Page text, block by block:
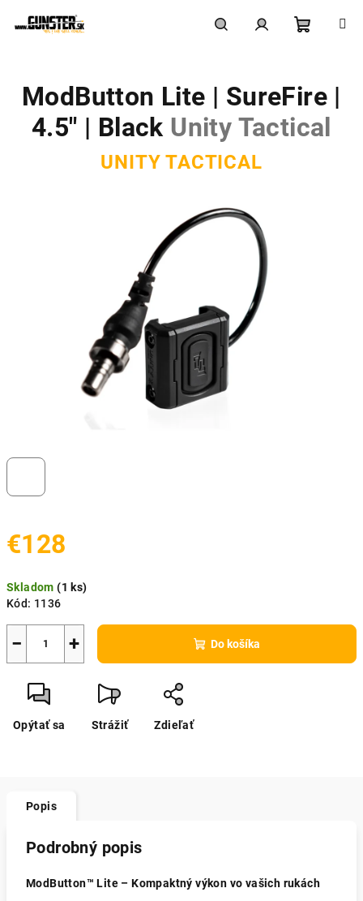
košík
€128
cena:
Skladom(1 ks)
Kód: 1136
+
− Do košíka
Opýtať sa Strážiť Zdieľať
ModButton Lite | SureFire |
4.5″ | Black Unity Tactical
UNITY TACTICAL
Popis
Podrobný popis
ModButton™ Lite – Kompaktný výkon vo vašich rukách